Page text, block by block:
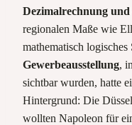
Dezimalrechnung und
regionalen Maße wie
mathematisch
Gewerbeausstellung,
sichtbar wurden, hatte
Hintergrund: Die
wollten Napoleon für